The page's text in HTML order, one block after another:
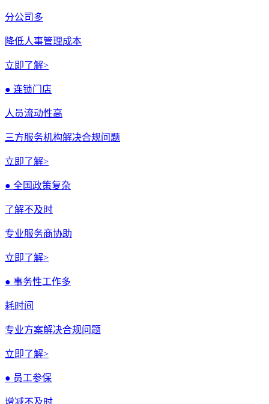
分公司多
降低人事管理成本
立即了解>
● 连锁门店
人员流动性高
三方服务机构解决合规问题
立即了解>
● 全国政策复杂
了解不及时
专业服务商协助
立即了解>
● 事务性工作多
耗时间
专业方案解决合规问题
立即了解>
● 员工参保
增减不及时